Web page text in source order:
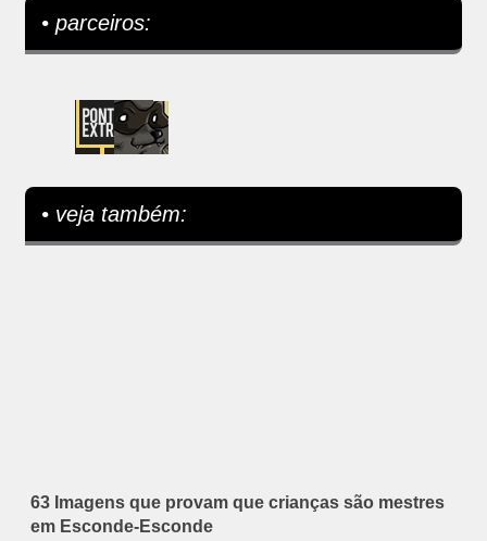
• parceiros:
• veja também:
63 Imagens que provam que crianças são mestres
em Esconde-Esconde